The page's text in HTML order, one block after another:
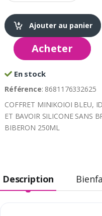
Ajouter au panier
Acheter
En stock
Référence: 8681176332625
COFFRET MINIKOIOI BLEU,
ET BAVOIR SILICONE SANS
BIBERON 250ML
Description